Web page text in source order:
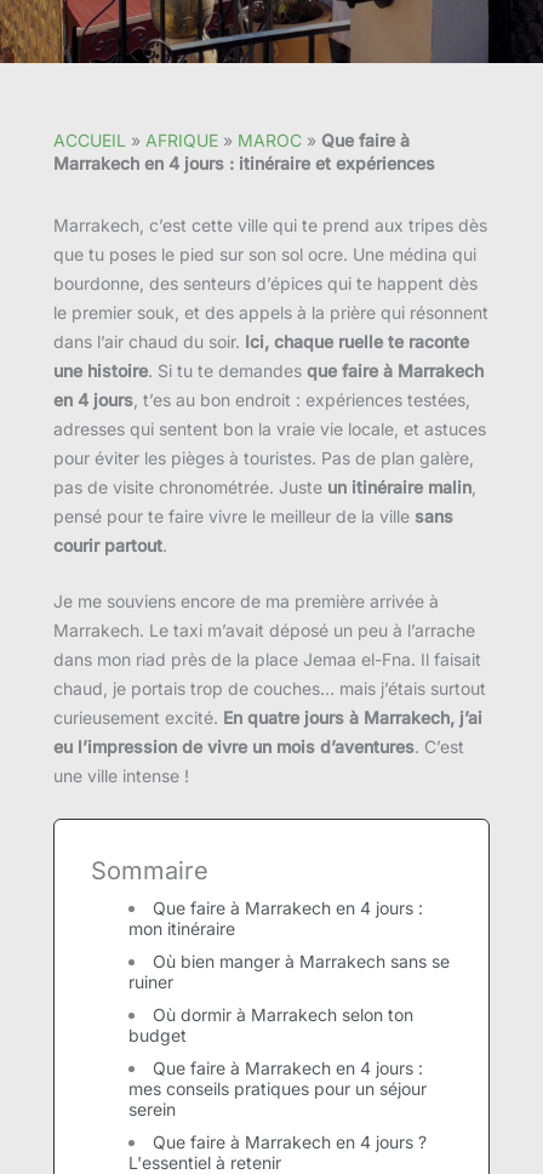
ACCUEIL » AFRIQUE » MAROC » Que faire à
Marrakech en 4 jours : itinéraire et expériences
Marrakech, c’est cette ville qui te prend aux tripes dès
que tu poses le pied sur son sol ocre. Une médina qui
bourdonne, des senteurs d’épices qui te happent dès
le premier souk, et des appels à la prière qui résonnent
dans l’air chaud du soir. Ici, chaque ruelle te raconte
une histoire. Si tu te demandes que faire à Marrakech
en 4 jours , t’es au bon endroit : expériences testées,
adresses qui sentent bon la vraie vie locale, et astuces
pour éviter les pièges à touristes. Pas de plan galère,
pas de visite chronométrée. Juste un itinéraire malin
pensé pour te faire vivre le meilleur de la ville sans
courir partout.
Je me souviens encore de ma première arrivée à
Marrakech. Le taxi m’avait déposé un peu à l’arrache
dans mon riad près de la place Jemaa el-Fna. Il faisait
chaud, je portais trop de couches… mais j’étais surtout
curieusement excité. En quatre jours à Marrakech, j’ai
eu l’impression de vivre un mois d’aventures. C’est
une ville intense !
Sommaire
Que faire à Marrakech en 4 jours :
mon itinéraire
Où bien manger à Marrakech sans se
ruiner
Où dormir à Marrakech selon ton
budget
Que faire à Marrakech en 4 jours :
mes conseils pratiques pour un séjour
serein
Que faire à Marrakech en 4 jours ?
L'essentiel à retenir